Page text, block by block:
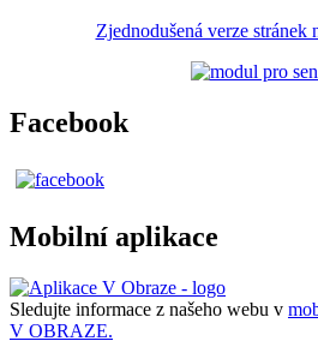
Zjednodušená verze stránek
Facebook
Mobilní aplikace
Sledujte informace z našeho webu v
V OBRAZE.